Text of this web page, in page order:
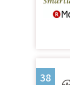
38